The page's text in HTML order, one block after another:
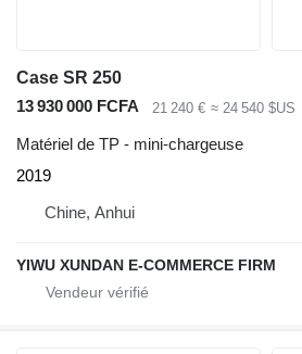
Case SR 250
13 930 000 FCFA
21 240 € ≈ 24 540 $US
Matériel de TP - mini-chargeuse
2019
Chine, Anhui
YIWU XUNDAN E-COMMERCE FIRM